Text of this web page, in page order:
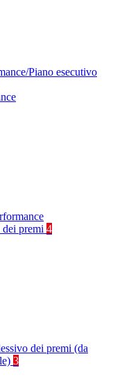
Piano esecutivo
premi 4
dei premi (da
3